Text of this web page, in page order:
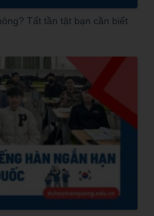
Tất tần tật bạn cần biết